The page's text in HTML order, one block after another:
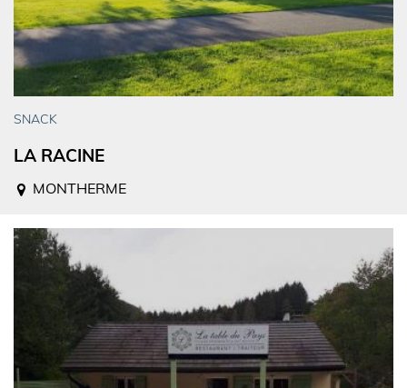
SNACK
LA RACINE
MONTHERME